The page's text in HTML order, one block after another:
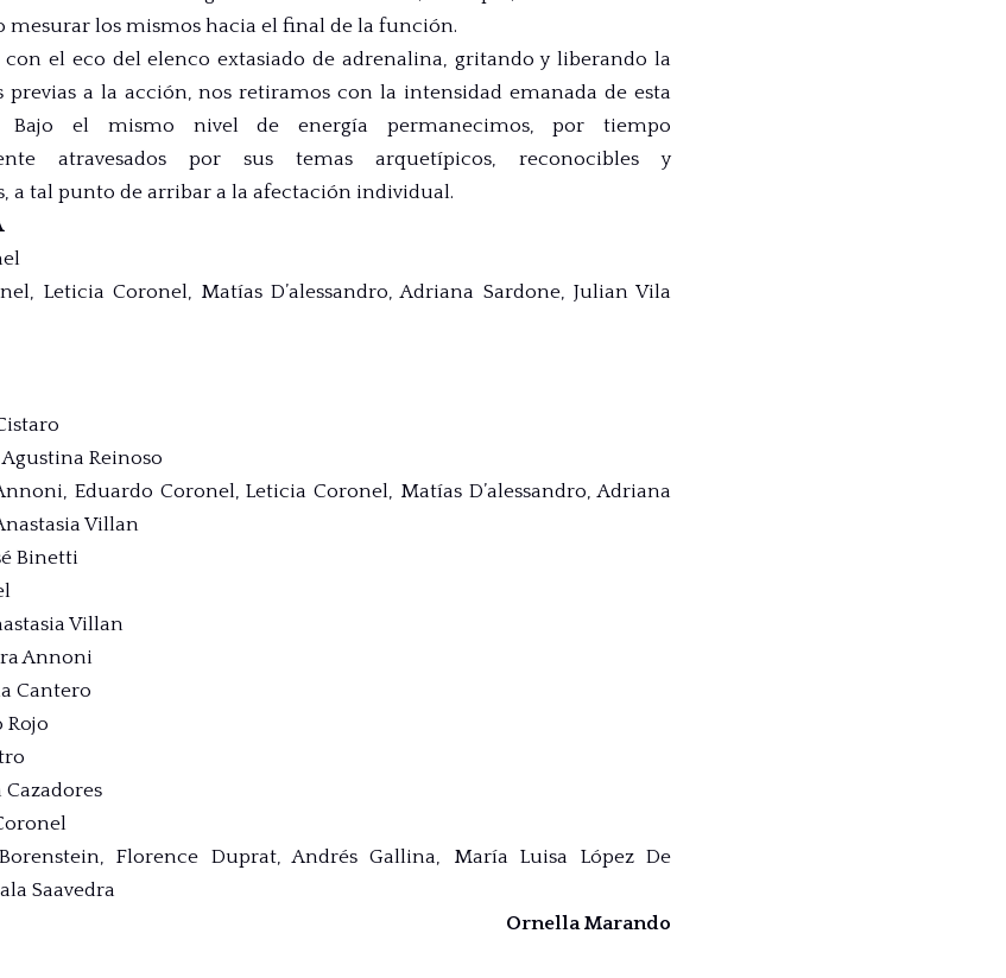
mesurar los mismos hacia el final de la función.
el eco del elenco extasiado de adrenalina, gritando y liberando la
previas a la acción, nos retiramos con la intensidad emanada de esta
Bajo el mismo nivel de energía permanecimos, por tiempo
atravesados por sus temas arquetípicos, reconocibles y
a tal punto de arribar a la afectación individual.
, Leticia Coronel, Matías D’alessandro,Adriana Sardone, Julian Vila
Agustina Reinoso
, Eduardo Coronel,Leticia Coronel, Matías D’alessandro,Adriana
Villan
Binetti
Villan
Annoni
Cantero
Rojo
,Florence Duprat,Andrés Gallina, María Luisa López De
Saavedra
Ornella Marando